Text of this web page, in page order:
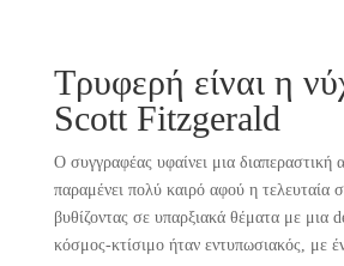
Τρυφερή είναι η
Scott Fitzgerald
Ο συγγραφέας υφαίνει μια διαπεραστική
παραμένει πολύ καιρό αφού η τελευταία
βυθίζοντας σε υπαρξιακά θέματα με μια
κόσμος-κτίσιμο ήταν εντυπωσιακός, με